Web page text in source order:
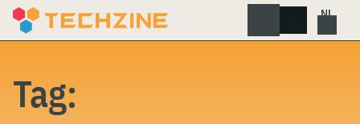
Skip
Tag: